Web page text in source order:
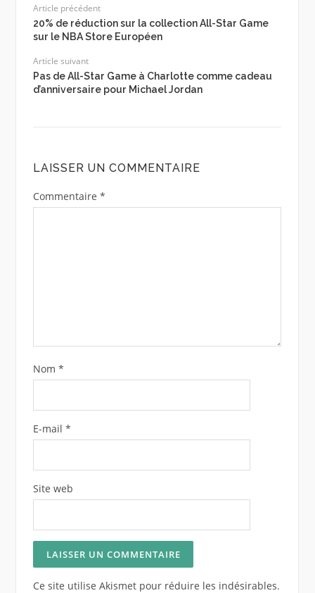
Article précédent
20% de réduction sur la collection All-Star Game
sur le NBA Store Européen
Article suivant
Pas de All-Star Game à Charlotte comme cadeau
d’anniversaire pour Michael Jordan
LAISSER UN COMMENTAIRE
Commentaire *
Nom *
E-mail *
Site web
Ce site utilise Akismet pour réduire les indésirables.